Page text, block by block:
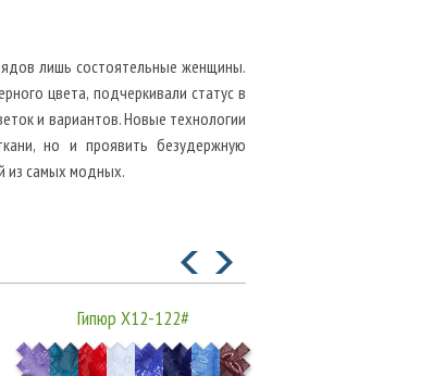
лишь состоятельные женщины.
цвета, подчеркивали статус в
и вариантов. Новые технологии
но и проявить безудержную
из самых модных.
Гипюр X12-122#